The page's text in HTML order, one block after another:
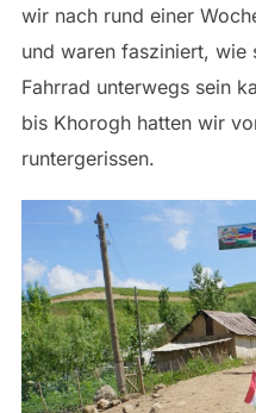
wir nach rund einer
und waren fasziniert, wie
Fahrrad unterwegs sein
bis Khorogh hatten wir
runtergerissen.